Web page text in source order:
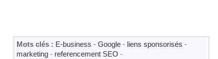
Mots clés : E-business - Google - liens sponsorisés -
marketing - referencement SEO -